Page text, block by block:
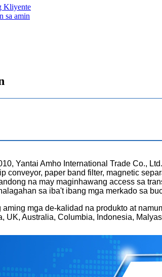
Kliyente
sa amin
Yantai Amho International Trade Co.,
conveyor, paper band filter, magnetic
na may maginhawang access sa
sa iba't ibang mga merkado sa
aming mga de-kalidad na produkto at
UK, Australia, Columbia, Indonesia,